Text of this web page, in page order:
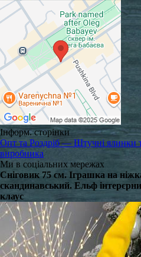
Інформ. сторінки
Опт та Роздріб — Штучні ялинки
виробника
Ми в соціальних мережах
Сніговик 75 см. Іграшка на
скандинавський. Ельф
клаус